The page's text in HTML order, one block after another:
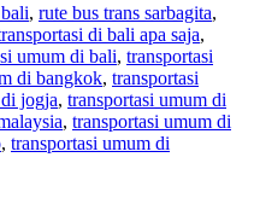
, rute bus trans sarbagita,
di bali apa saja,
umum di bali, transportasi
di bangkok, transportasi
jogja, transportasi umum di
, transportasi umum di
, transportasi umum di